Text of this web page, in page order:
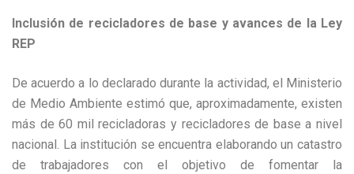
Inclusión de recicladores de base y avances de la Ley
REP
De acuerdo a lo declarado durante la actividad, el Ministerio
de Medio Ambiente estimó que, aproximadamente, existen
más de 60 mil recicladoras y recicladores de base a nivel
nacional. La institución se encuentra elaborando un catastro
de trabajadores con el objetivo de fomentar la